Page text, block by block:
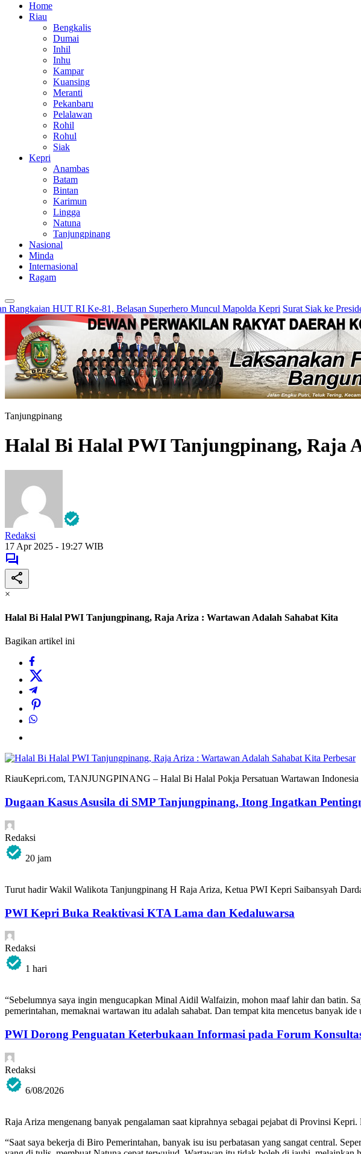
Home
Riau
Bengkalis
Dumai
Inhil
Inhu
Kampar
Kuansing
Meranti
Pekanbaru
Pelalawan
Rohil
Rohul
Siak
Kepri
Anambas
Batam
Bintan
Karimun
Lingga
Natuna
Tanjungpinang
Nasional
Minda
Internasional
Ragam
HUT RI Ke-81, Belasan Superhero Muncul Mapolda Kepri Surat Siak ke Presiden
Tanjungpinang
Halal Bi Halal PWI Tanjungpinang, Raja
Redaksi
17 Apr 2025 - 19:27 WIB
×
Halal Bi Halal PWI Tanjungpinang, Raja Ariza : Wartawan Adalah Sahabat Kita
Bagikan artikel ini
Perbesar
RiauKepri.com, TANJUNGPINANG – Halal Bi Halal Pokja Persatuan Wartawan Indonesia
Dugaan Kasus Asusila di SMP Tanjungpinang, Itong Ingatkan
Redaksi
20 jam
Turut hadir Wakil Walikota Tanjungpinang H Raja Ariza, Ketua PWI Kepri Saibansyah
PWI Kepri Buka Reaktivasi KTA Lama dan Kedaluwarsa
Redaksi
1 hari
“Sebelumnya saya ingin mengucapkan Minal Aidil Walfaizin, mohon maaf lahir dan batin.
pemerintahan, memaknai wartawan itu adalah sahabat. Dan tempat kita mencetus banyak
PWI Dorong Penguatan Keterbukaan Informasi pada Forum
Redaksi
6/08/2026
Raja Ariza mengenang banyak pengalaman saat kiprahnya sebagai pejabat di Provinsi
“Saat saya bekerja di Biro Pemerintahan, banyak isu isu perbatasan yang sangat central.